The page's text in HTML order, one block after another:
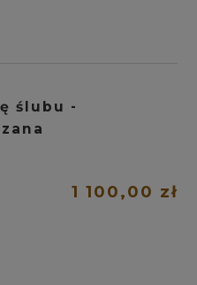
ślubu -
1 100,00 zł